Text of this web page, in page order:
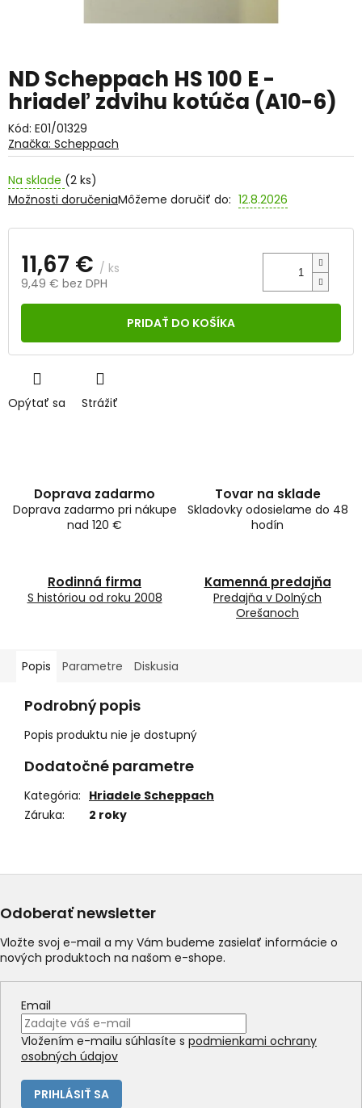
ND Scheppach HS 100 E -
hriadeľ zdvihu kotúča (A10-6)
Kód: E01/01329
Na sklade (2 ks)
Môžeme doručiť do: 12.8.2026
Možnosti doručenia
11,67 € / ks
9,49 € bez DPH
Jednotková
PRIDAŤ DO KOŠÍKA
Opýtať sa Strážiť
Značka: Scheppach
Doprava zadarmo
Doprava zadarmo pri nákupe
nad 120 €
Tovar na sklade
Skladovky odosielame do 48
hodín
Rodinná firma
S históriou od roku 2008
Kamenná predajňa
Predajňa v Dolných
Orešanoch
Popis Parametre Diskusia
Podrobný popis
Popis produktu nie je dostupný
Dodatočné parametre
Kategória: Hriadele Scheppach
Záruka: 2 roky
Odoberať newsletter
Vložte svoj e-mail a my Vám budeme zasielať informácie o
nových produktoch na našom e-shope.
Email
Vložením e-mailu súhlasíte s podmienkami ochrany
osobných údajov
PRIHLÁSIŤ SA